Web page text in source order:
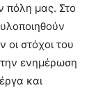
πόλη μας. Στο
οι στόχοι του
ενημέρωση
και